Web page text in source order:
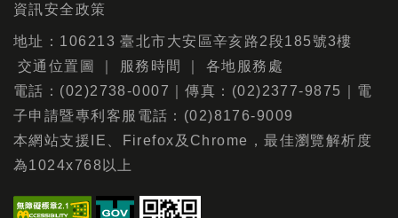
資訊安全政策
地址：106213 臺北市大安區辛亥路2段185號3樓
交通位置圖
服務時間
各地服務處
電話：(02)2738-0007｜傳真：(02)2377-9875｜電
子申請暨專利客服電話：(02)8176-9009
本網站支援IE、Firefox及Chrome，最佳瀏覽解析度
為1024x768以上